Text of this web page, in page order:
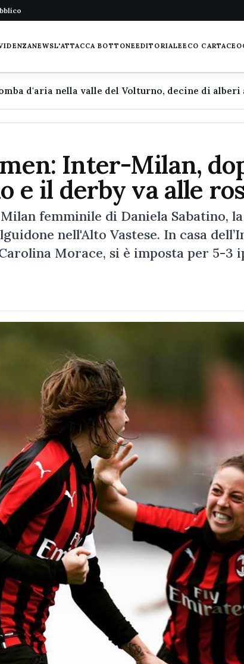
NEWSL'ATTACCA BOTTONEEDITORIALEECO CARTACEO
Inter-Milan,
e il derby va alle
femminile di Daniela Sabatino,
nell'Alto Vastese. In casa
Morace, si è imposta per 5-3